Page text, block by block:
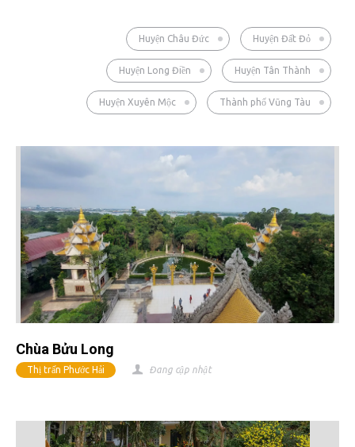
Huyện Châu Đức Huyện Đất Đỏ
Huyện Long Điền Huyện Tân Thành
Huyện Xuyên Mộc Thành phố Vũng Tàu
Chùa Bửu Long
Thị trấn Phước Hải Đang cập nhật